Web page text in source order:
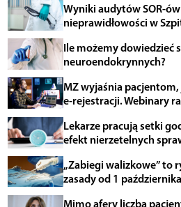
Wyniki audytów SOR-
nieprawidłowości w
Ile możemy dowiedzieć
neuroendokrynnych?
MZ wyjaśnia
e-rejestracji. Webinary
Lekarze pracują setki
efekt nierzetelnych
„Zabiegi walizkowe” to
zasady od 1 października
Mimo afery liczba